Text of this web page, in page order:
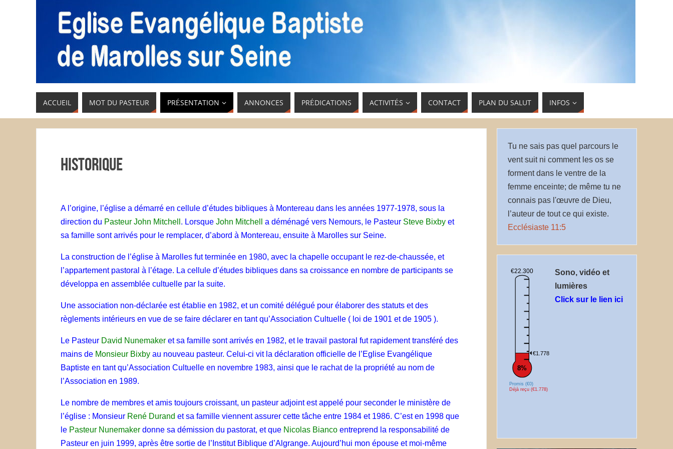
ACCUEIL MOT DU PASTEUR PRÉSENTATION ANNONCES PRÉDICATIONS ACTIVITÉS CONTACT PLAN DU SALUT INFOS
Historique
A l’origine, l’église a démarré en cellule d’études bibliques à Montereau dans les années 1977-1978, sous la
direction du Pasteur John Mitchell . Lorsque John Mitchell a déménagé vers Nemours, le Pasteur Steve Bixby et
sa famille sont arrivés pour le remplacer, d’abord à Montereau, ensuite à Marolles sur Seine.
La construction de l’église à Marolles fut terminée en 1980, avec la chapelle occupant le rez-de-chaussée, et
l’appartement pastoral à l’étage. La cellule d’études bibliques dans sa croissance en nombre de participants se
développa en assemblée cultuelle par la suite.
Une association non-déclarée est établie en 1982, et un comité délégué pour élaborer des statuts et des
règlements intérieurs en vue de se faire déclarer en tant qu’Association Cultuelle ( loi de 1901 et de 1905 ).
Le Pasteur David Nunemaker et sa famille sont arrivés en 1982, et le travail pastoral fut rapidement transféré des
mains de Monsieur Bixby au nouveau pasteur. Celui-ci vit la déclaration officielle de l’Eglise Evangélique
Baptiste en tant qu’Association Cultuelle en novembre 1983, ainsi que le rachat de la propriété au nom de
l’Association en 1989.
Le nombre de membres et amis toujours croissant, un pasteur adjoint est appelé pour seconder le ministère de
l’église : Monsieur René Durand et sa famille viennent assurer cette tâche entre 1984 et 1986. C’est en 1998 que
le Pasteur Nunemaker donne sa démission du pastorat, et que Nicolas Bianco entreprend la responsabilité de
Pasteur en juin 1999, après être sortie de l’Institut Biblique d’Algrange. Aujourd’hui mon épouse et moi-même
Tu ne sais pas quel parcours le
vent suit ni comment les os se
forment dans le ventre de la
femme enceinte; de même tu ne
connais pas l'œuvre de Dieu,
l’auteur de tout ce qui existe.
Ecclésiaste 11:5
€22.300
€1.778
8%
Promis (€0)
Déjà reçu (€1.778)
Sono, vidéo et
lumières
Click sur le lien ici